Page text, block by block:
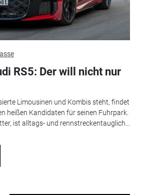
RS5: Der will nicht nur
Limousinen und Kombis steht, findet
heißen Kandidaten für seinen Fuhrpark.
ist alltags- und rennstreckentauglich...